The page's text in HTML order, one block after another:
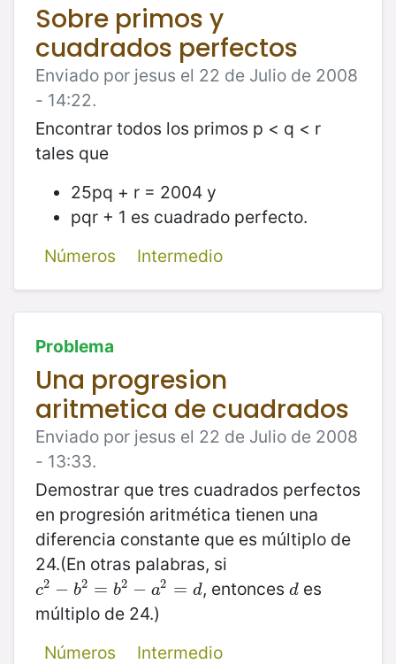
Sobre primos y
cuadrados perfectos
Enviado por jesus el 22 de Julio de 2008
- 14:22.
Encontrar todos los primos p < q < r
tales que
25pq + r = 2004 y
pqr + 1 es cuadrado perfecto.
Números
Intermedio
Problema
Una progresion
aritmetica de cuadrados
Enviado por jesus el 22 de Julio de 2008
- 13:33.
Demostrar que tres cuadrados perfectos
en progresión aritmética tienen una
diferencia constante que es múltiplo de
24.(En otras palabras, si
c2 − b2 = b2 − a2 = d
c2 − b2 =b 2− a2=d , entonces d
d es
múltiplo de 24.)
Números
Intermedio